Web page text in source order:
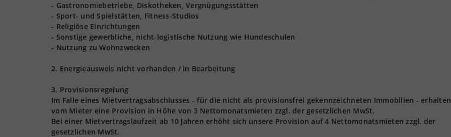
- Gastronomiebetriebe, Diskotheken, Vergnügungsstätten
- Sport- und Spielstätten, Fitness-Studios
- Religiöse Einrichtungen
- Sonstige gewerbliche, nicht-logistische Nutzung wie Hundeschulen
- Nutzung zu Wohnzwecken
2. Energieausweis nicht vorhanden / in Bearbeitung
3. Provisionsregelung
Im Falle eines Mietvertragsabschlusses - für die nicht als provisionsfrei gekennzeichneten Immobilien -
vom Mieter eine Provision in Höhe von 3 Nettomonatsmieten zzgl. der gesetzlichen MwSt.
Bei einer Mietvertragslaufzeit ab 10 Jahren erhöht sich unsere Provision auf 4 Nettomonatsmieten zzgl. der
gesetzlichen MwSt.